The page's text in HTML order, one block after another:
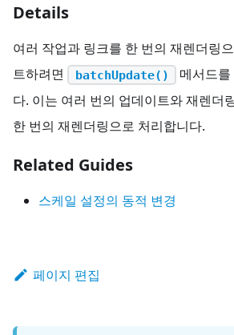
Details
여러 작업과 링크를 한 번의 재렌더링
트하려면
batchUpdate()
메서드
다. 이는 여러 번의 업데이트와 재렌더
한 번의 재렌더링으로 처리합니다.
Related Guides
스케일 설정의 동적 변경
페이지 편집